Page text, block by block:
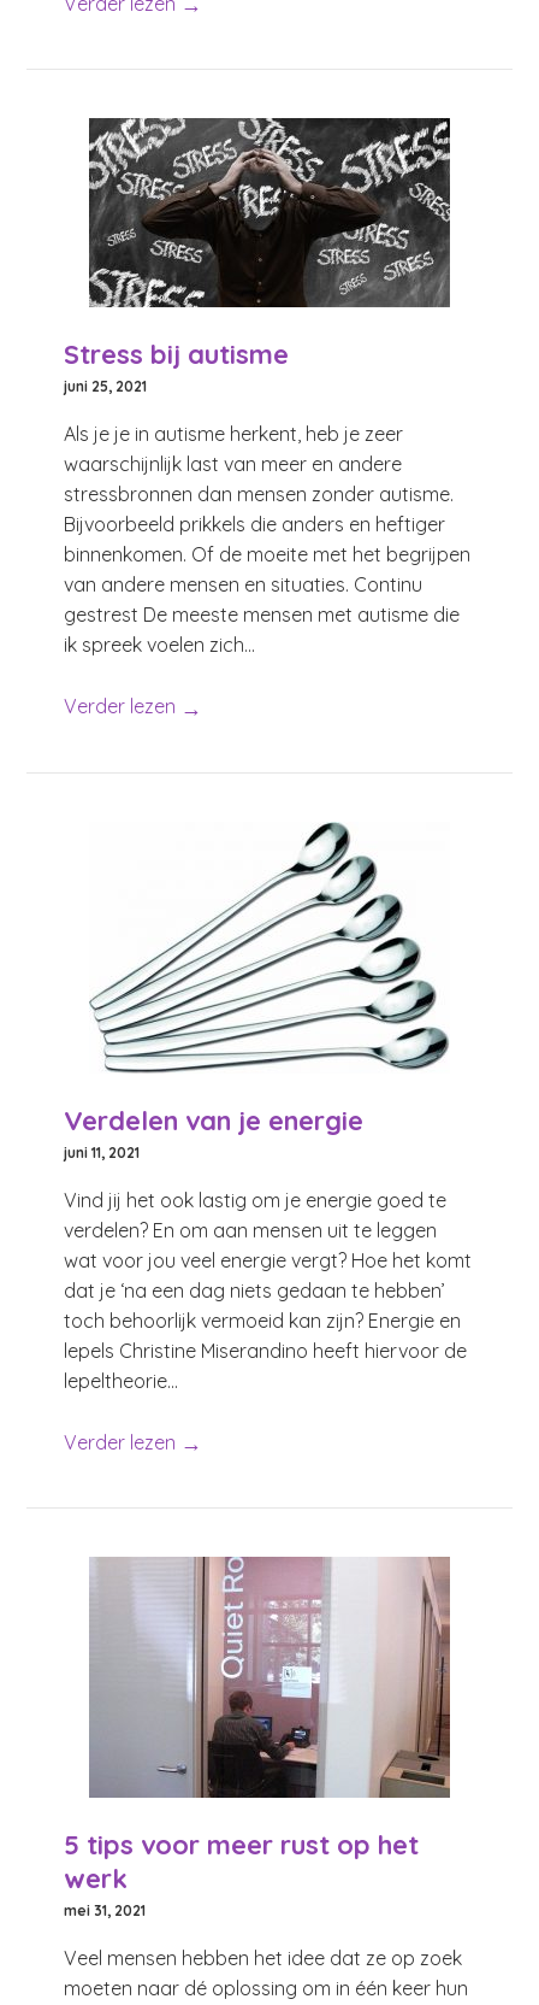
Stress bij autisme
juni 25, 2021
Als je je in autisme herkent, heb je zeer
waarschijnlijk last van meer en andere
stressbronnen dan mensen zonder autisme.
Bijvoorbeeld prikkels die anders en heftiger
binnenkomen. Of de moeite met het begrijpen
van andere mensen en situaties. Continu
gestrest De meeste mensen met autisme die
ik spreek voelen zich...
Verder lezen →
Verdelen van je energie
juni 11, 2021
Vind jij het ook lastig om je energie goed te
verdelen? En om aan mensen uit te leggen
wat voor jou veel energie vergt? Hoe het komt
dat je ‘na een dag niets gedaan te hebben’
toch behoorlijk vermoeid kan zijn? Energie en
lepels Christine Miserandino heeft hiervoor de
lepeltheorie...
Verder lezen →
5 tips voor meer rust op het
werk
mei 31, 2021
Veel mensen hebben het idee dat ze op zoek
moeten naar dé oplossing om in één keer hun